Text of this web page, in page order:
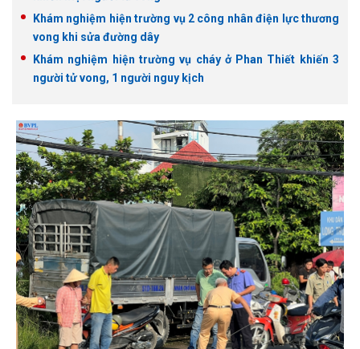
Khám nghiệm hiện trường vụ 2 công nhân điện lực thương
vong khi sửa đường dây
Khám nghiệm hiện trường vụ cháy ở Phan Thiết khiến 3
người tử vong, 1 người nguy kịch